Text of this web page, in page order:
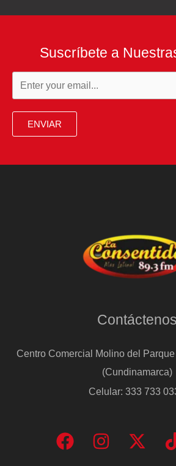
Suscríbete a
ENVIAR
Contáctenos
Centro Comercial Molino del
(Cundinamarca)
Celular: 333 733